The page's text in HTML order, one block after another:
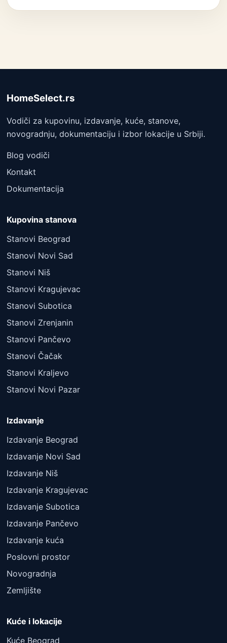
HomeSelect.rs
Vodiči za kupovinu, izdavanje, kuće, stanove,
novogradnju, dokumentaciju i izbor lokacije u Srbiji.
Blog vodiči
Kontakt
Dokumentacija
Kupovina stanova
Stanovi Beograd
Stanovi Novi Sad
Stanovi Niš
Stanovi Kragujevac
Stanovi Subotica
Stanovi Zrenjanin
Stanovi Pančevo
Stanovi Čačak
Stanovi Kraljevo
Stanovi Novi Pazar
Izdavanje
Izdavanje Beograd
Izdavanje Novi Sad
Izdavanje Niš
Izdavanje Kragujevac
Izdavanje Subotica
Izdavanje Pančevo
Izdavanje kuća
Poslovni prostor
Novogradnja
Zemljište
Kuće i lokacije
Kuće Beograd